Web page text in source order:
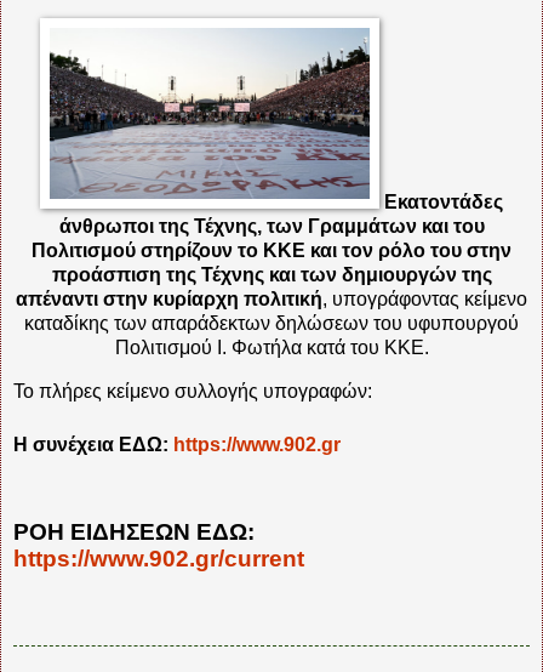
Εκατοντάδες
άνθρωποι της Τέχνης, των Γραμμάτων και του
Πολιτισμού στηρίζουν το ΚΚΕ και τον ρόλο του στην
προάσπιση της Τέχνης και των δημιουργών της
απέναντι στην κυρίαρχη πολιτική, υπογράφοντας κείμενο
καταδίκης των απαράδεκτων δηλώσεων του υφυπουργού
Πολιτισμού Ι. Φωτήλα κατά του ΚΚΕ.
Το πλήρες κείμενο συλλογής υπογραφών:
Η συνέχεια ΕΔΩ: https://www.902.gr
ΡΟΗ ΕΙΔΗΣΕΩΝ ΕΔΩ:
https://www.902.gr/current